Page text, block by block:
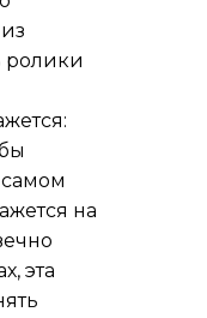
ролики
на
эта